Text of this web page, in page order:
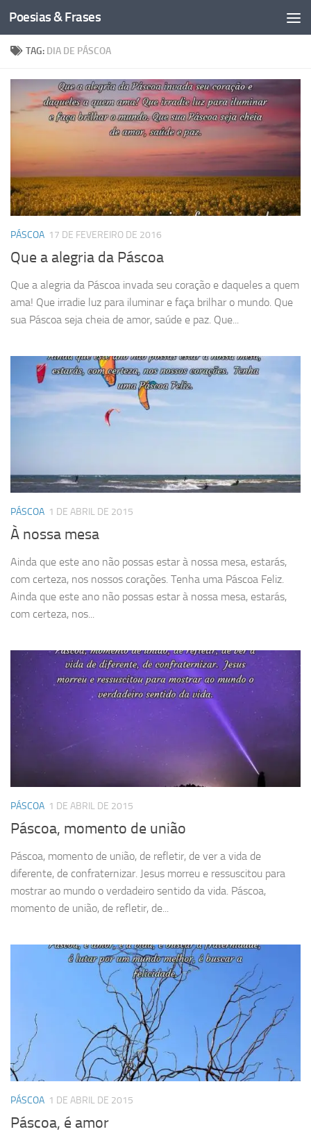
Skip to content
Poesias & Frases
TAG: DIA DE PÁSCOA
PÁSCOA 17 DE FEVEREIRO DE 2016
Que a alegria da Páscoa
Que a alegria da Páscoa invada seu coração e daqueles a quem
ama! Que irradie luz para iluminar e faça brilhar o mundo. Que
sua Páscoa seja cheia de amor, saúde e paz. Que...
PÁSCOA 1 DE ABRIL DE 2015
À nossa mesa
Ainda que este ano não possas estar à nossa mesa, estarás,
com certeza, nos nossos corações. Tenha uma Páscoa Feliz.
Ainda que este ano não possas estar à nossa mesa, estarás,
com certeza, nos...
PÁSCOA 1 DE ABRIL DE 2015
Páscoa, momento de união
Páscoa, momento de união, de refletir, de ver a vida de
diferente, de confraternizar. Jesus morreu e ressuscitou para
mostrar ao mundo o verdadeiro sentido da vida. Páscoa,
momento de união, de refletir, de...
PÁSCOA 1 DE ABRIL DE 2015
Páscoa, é amor